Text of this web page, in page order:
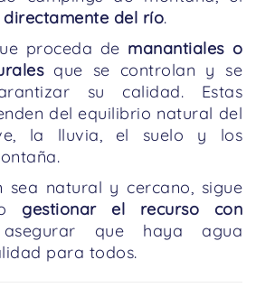
del río.
proceda de manantiales o
que se controlan y se
su calidad. Estas
del equilibrio natural del
la lluvia, el suelo y los
sea natural y cercano, sigue
gestionar el recurso con
que haya agua
para todos.